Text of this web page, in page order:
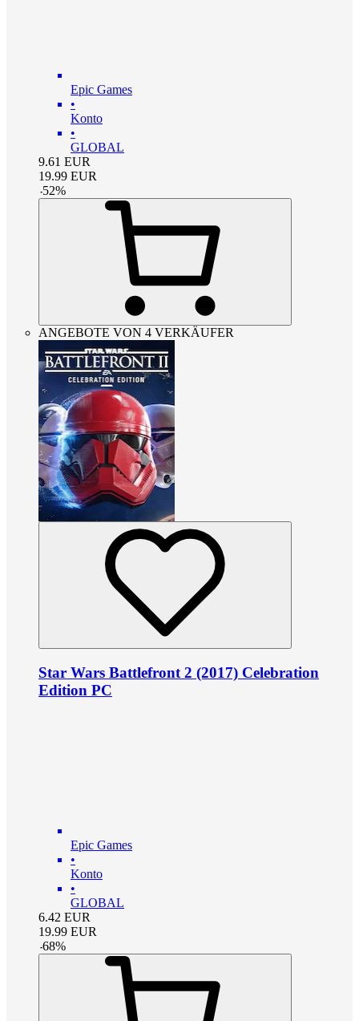
Epic Games
•
Konto
•
GLOBAL
9.61 EUR
19.99 EUR
-52%
ANGEBOTE VON 4 VERKÄUFER
Star Wars Battlefront 2 (2017) Celebration
Edition PC
Epic Games
•
Konto
•
GLOBAL
6.42 EUR
19.99 EUR
-68%